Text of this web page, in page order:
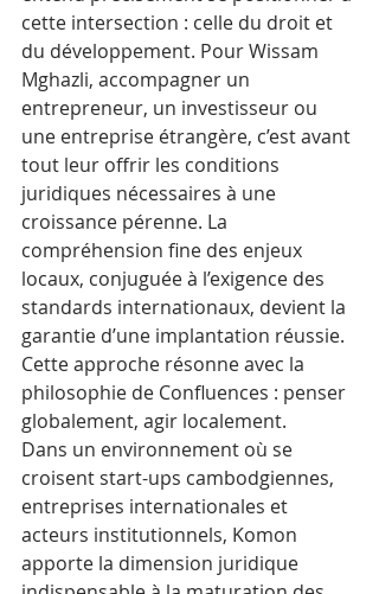
cette intersection : celle du droit et
du développement. Pour Wissam
Mghazli, accompagner un
entrepreneur, un investisseur ou
une entreprise étrangère, c’est avant
tout leur offrir les conditions
juridiques nécessaires à une
croissance pérenne. La
compréhension fine des enjeux
locaux, conjuguée à l’exigence des
standards internationaux, devient la
garantie d’une implantation réussie.
Cette approche résonne avec la
philosophie de Confluences : penser
globalement, agir localement.
Dans un environnement où se
croisent start-ups cambodgiennes,
entreprises internationales et
acteurs institutionnels, Komon
apporte la dimension juridique